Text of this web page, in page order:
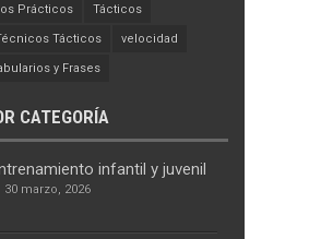
Prácticos Tácticos
Tácticos velocidad
y Frases
CATEGORÍA
infantil y juvenil
30 marzo, 2026